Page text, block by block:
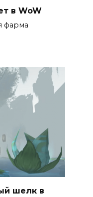
в WoW
фарма
шелк в